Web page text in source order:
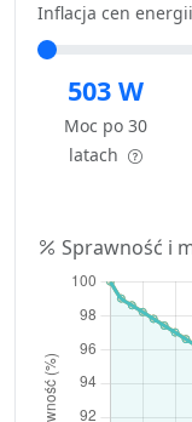
Inflacja cen
503 W
Moc po 30
latach
Sprawność i